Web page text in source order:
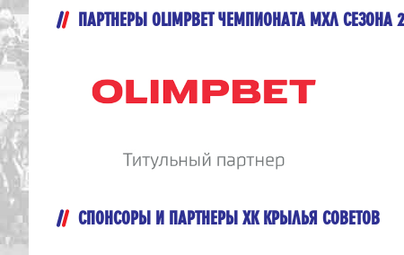
ПАРТНЕРЫ OLIMPBET ЧЕМПИОНАТА МХЛ СЕЗОНА
СПОНСОРЫ И ПАРТНЕРЫ ХК КРЫЛЬЯ СОВЕТОВ